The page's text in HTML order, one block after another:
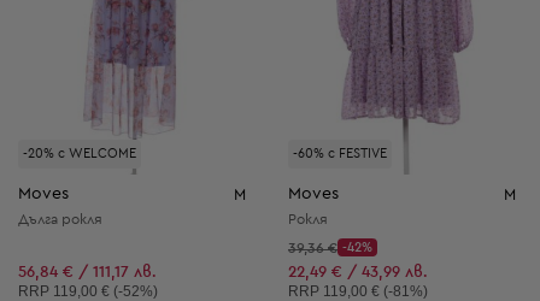
-20% с WELCOME
Moves M
Дълга рокля
56,84 € / 111,17 лв.
Препоръчителна цена:
RRP 119,00 € (-52%)
-60% с FESTIVE
Moves M
Рокля
Начална цена:
39,36 €
Discount Price:
-42%
Намалена цена:
22,49 € / 43,99 лв.
Препоръчителна цена:
RRP 119,00 € (-81%)